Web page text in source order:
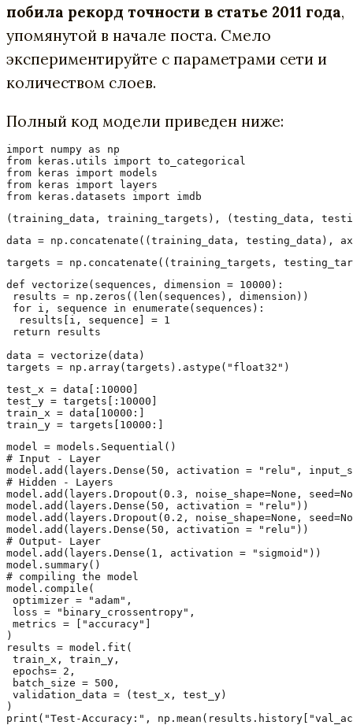
побила рекорд точности в статье 2011 года,
упомянутой в начале поста. Смело
экспериментируйте с параметрами сети и
количеством слоев.
Полный код модели приведен ниже:
import numpy as np
from keras.utils import to_categorical
from keras import models
from keras import layers
from keras.datasets import imdb
(training_data, training_targets), (testing_data,
data = np.concatenate((training_data, testing_data),
targets = np.concatenate((training_targets,
def vectorize(sequences, dimension = 10000):
results = np.zeros((len(sequences), dimension))
for i, sequence in enumerate(sequences):
  results[i, sequence] = 1
return results
data = vectorize(data)
targets = np.array(targets).astype("float32")
test_x = data[:10000]
test_y = targets[:10000]
train_x = data[10000:]
train_y = targets[10000:]
model = models.Sequential()
# Input - Layer
model.add(layers.Dense(50, activation = "relu",
# Hidden - Layers
model.add(layers.Dropout(0.3, noise_shape=None,
model.add(layers.Dense(50, activation = "relu"))
model.add(layers.Dropout(0.2, noise_shape=None,
model.add(layers.Dense(50, activation = "relu"))
# Output- Layer
model.add(layers.Dense(1, activation = "sigmoid"))
model.summary()
# compiling the model
model.compile(
optimizer = "adam",
loss = "binary_crossentropy",
metrics = ["accuracy"]
)
results = model.fit(
train_x, train_y,
epochs= 2,
batch_size = 500,
validation_data = (test_x, test_y)
)
print("Test-Accuracy:",